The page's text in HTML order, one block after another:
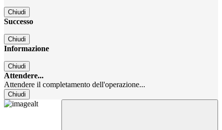
Chiudi
Successo
Chiudi
Informazione
Chiudi
Attendere...
Attendere il completamento dell'operazione...
Chiudi